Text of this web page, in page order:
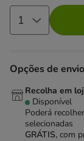
Opções de envio
Recolha em
Disponível
Poderá
selecionadas
GRÁTIS, com